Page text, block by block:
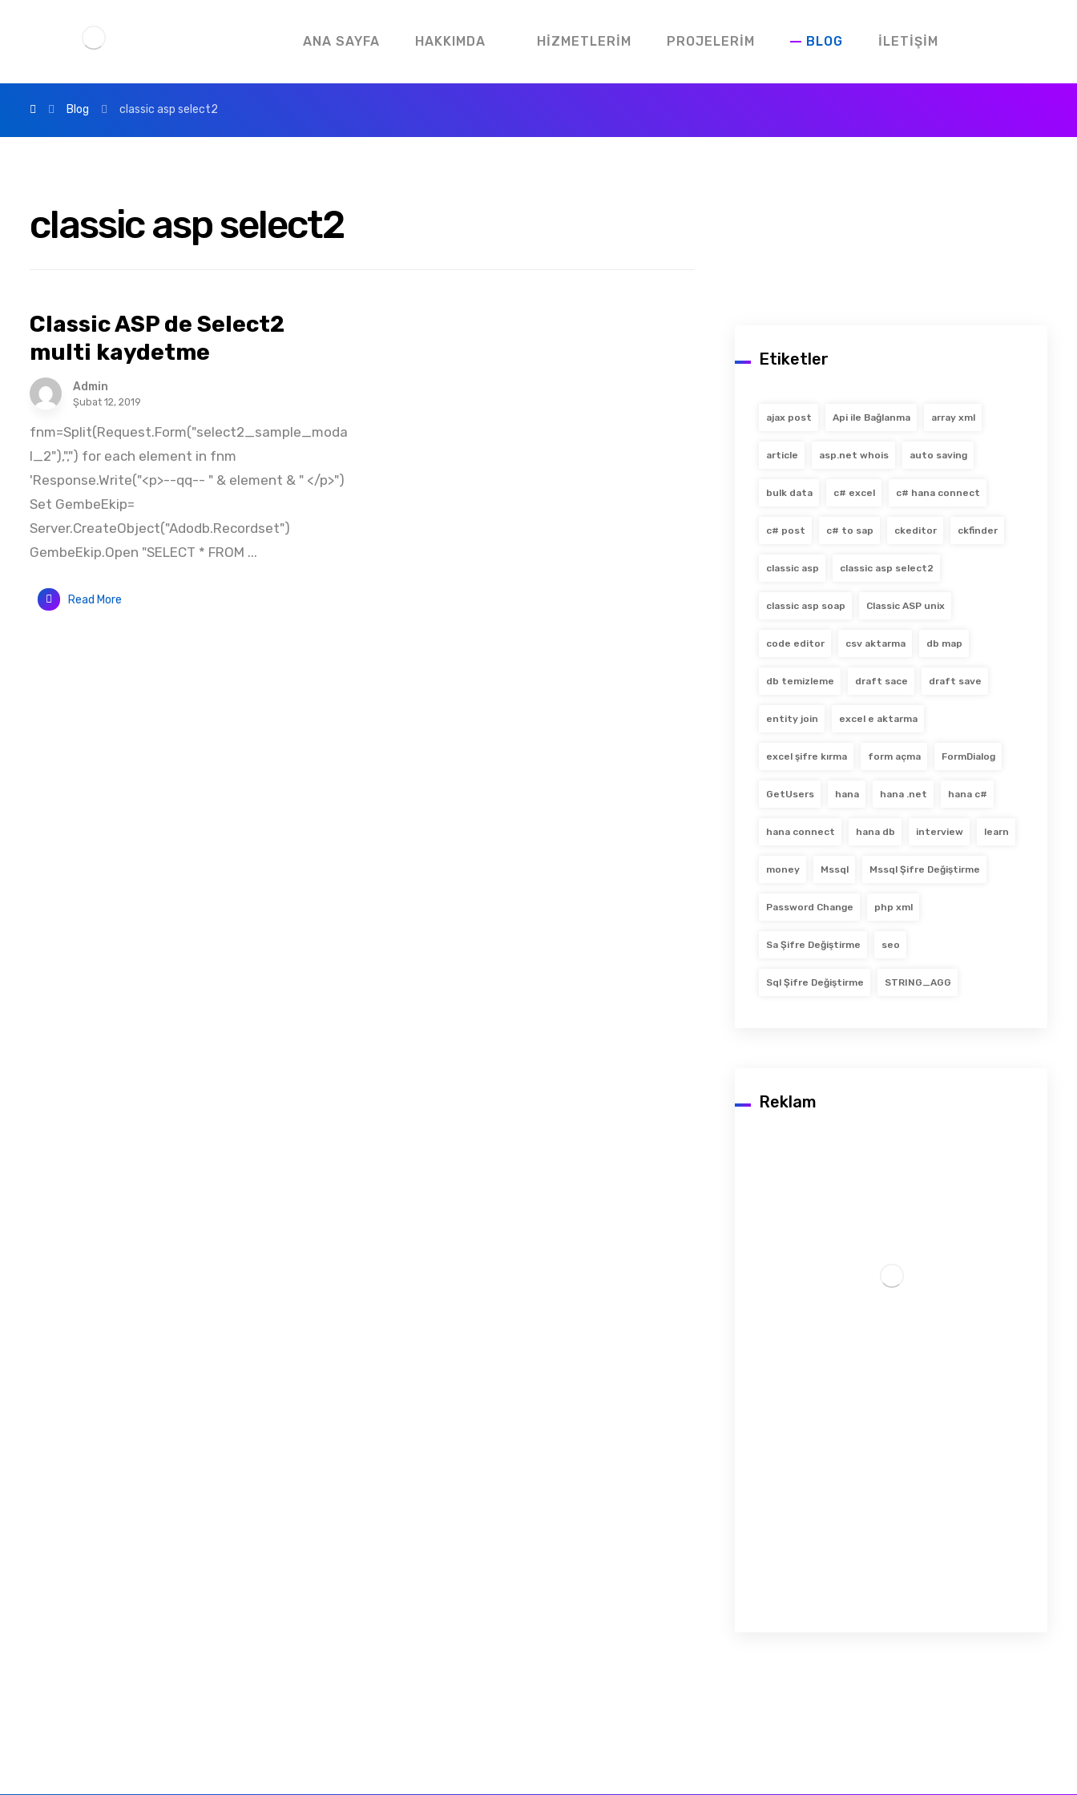
ANA SAYFA HAKKIMDA HIZMETLERIM PROJELERIM BLOG İLETIŞIM
Blog classic asp select2
classic asp select2
Classic ASP de Select2
multi kaydetme
Admin
Şubat 12, 2019
fnm=Split(Request.Form("select2_sample_moda
l_2"),",") for each element in fnm
'Response.Write("<p>--qq-- " & element & " </p>")
Set GembeEkip=
Server.CreateObject("Adodb.Recordset")
GembeEkip.Open "SELECT * FROM ...
Read More
Etiketler
ajax post Api ile Bağlanma array xml
article asp.net whois auto saving
bulk data c# excel c# hana connect
c# post c# to sap ckeditor ckfinder
classic asp classic asp select2
classic asp soap Classic ASP unix
code editor csv aktarma db map
db temizleme draft sace draft save
entity join excel e aktarma
excel şifre kırma form açma FormDialog
GetUsers hana hana .net hana c#
hana connect hana db interview learn
money Mssql Mssql Şifre Değiştirme
Password Change php xml
Sa Şifre Değiştirme seo
Sql Şifre Değiştirme STRING_AGG
Reklam